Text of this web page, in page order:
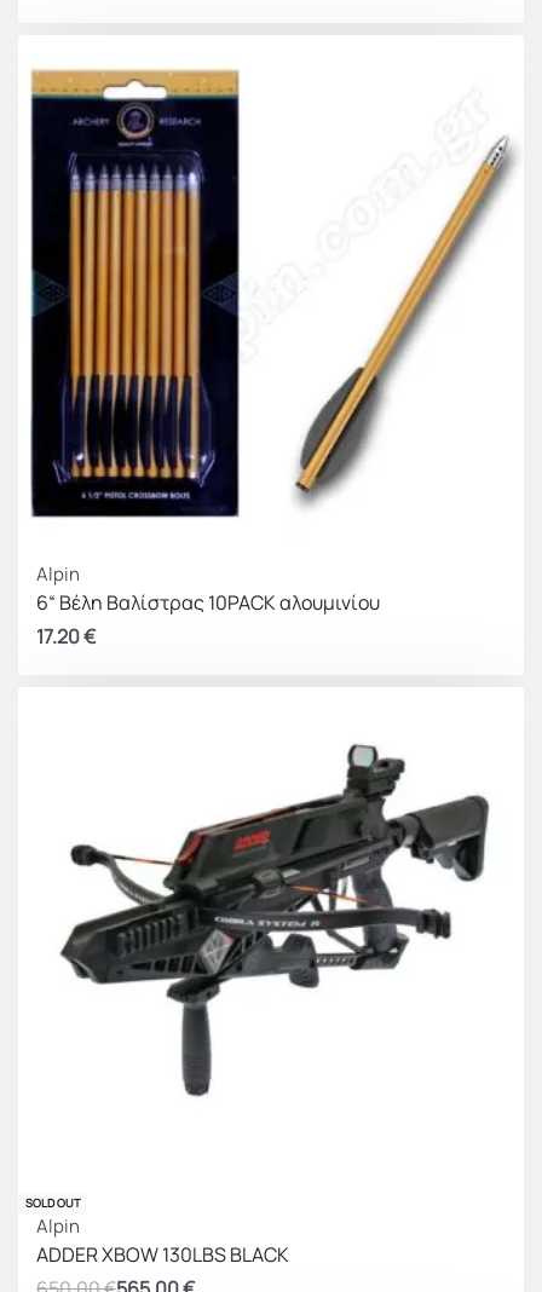
Alpin
6“ Βέλη Βαλίστρας 10PACK αλουμινίου
17.20€
ΚΕΡΔΟΣ 85.00 €
SOLD OUT
Alpin
ADDER XBOW 130LBS BLACK